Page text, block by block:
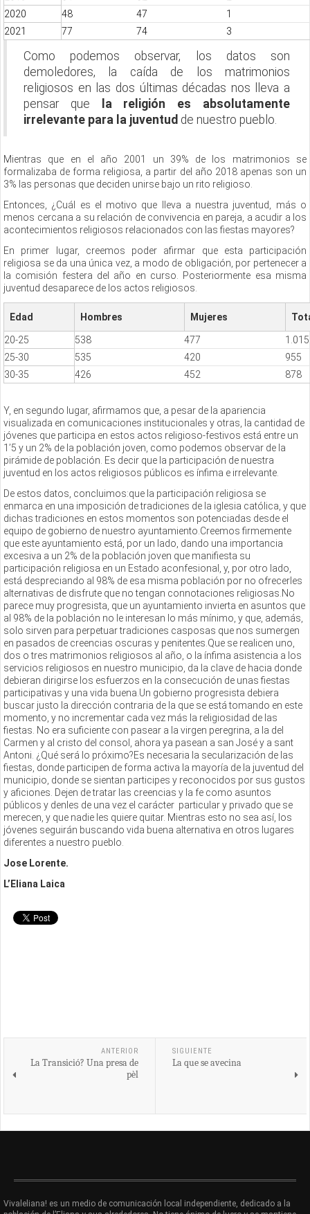
2020
48 47
1
2021
77 74 3
Como podemos observar, los datos son
demoledores, la caída de los matrimonios
religiosos en las dos últimas décadas nos lleva a
pensar que
la religión es absolutamente
irrelevante para la juventud de nuestro pueblo.
Mientras que en el año 2001 un 39% de los matrimonios se
formalizaba de forma religiosa, a partir del año 2018 apenas son un
3% las personas que deciden unirse bajo un rito religioso.
Entonces, ¿Cuál es el motivo que lleva a nuestra juventud, más o
menos cercana a su relación de convivencia en pareja, a acudir a los
acontecimientos religiosos relacionados con las fiestas mayores?
En primer lugar, creemos poder afirmar que esta participación
religiosa se da una única vez, a modo de obligación, por pertenecer a
la comisión festera del año en curso. Posteriormente esa misma
juventud desaparece de los actos religiosos.
Edad Hombres Mujeres
20-25 538 477
1.015
25-30
535 420
955
30-35
426 452 878
Y, en segundo lugar, afirmamos que, a pesar de la apariencia
visualizada en comunicaciones institucionales y otras, la cantidad de
jóvenes que participa en estos actos religioso-festivos está entre un
1’5 y un 2% de la población joven, como podemos observar de la
pirámide de población. Es decir que la participación de nuestra
juventud en los actos religiosos públicos es ínfima e irrelevante.
De estos datos, concluimos:que la participación religiosa se
enmarca en una imposición de tradiciones de la iglesia católica, y que
dichas tradiciones en estos momentos son potenciadas desde el
equipo de gobierno de nuestro ayuntamiento.Creemos firmemente
que este ayuntamiento está, por un lado, dando una importancia
excesiva a un 2% de la población joven que manifiesta su
participación religiosa en un Estado aconfesional, y, por otro lado,
está despreciando al 98% de esa misma población por no ofrecerles
alternativas de disfrute que no tengan connotaciones religiosas.No
parece muy progresista, que un ayuntamiento invierta en asuntos que
al 98% de la población no le interesan lo más mínimo, y que, además,
solo sirven para perpetuar tradiciones casposas que nos sumergen
en pasados de creencias oscuras y penitentes.Que se realicen uno,
dos o tres matrimonios religiosos al año, o la ínfima asistencia a los
servicios religiosos en nuestro municipio, da la clave de hacia donde
debieran dirigirse los esfuerzos en la consecución de unas fiestas
participativas y una vida buena.Un gobierno progresista debiera
buscar justo la dirección contraria de la que se está tomando en este
momento, y no incrementar cada vez más la religiosidad de las
fiestas. No era suficiente con pasear a la virgen peregrina, a la del
Carmen y al cristo del consol, ahora ya pasean a san José y a sant
Antoni. ¿Qué será lo próximo?Es necesaria la secularización de las
fiestas, donde participen de forma activa la mayoría de la juventud del
municipio, donde se sientan participes y reconocidos por sus gustos
y aficiones. Dejen de tratar las creencias y la fe como asuntos
públicos y denles de una vez el carácter particular y privado que se
merecen, y que nadie les quiere quitar. Mientras esto no sea así, los
jóvenes seguirán buscando vida buena alternativa en otros lugares
diferentes a nuestro pueblo.
Jose Lorente.
L’Eliana Laica
ANTERIOR
La Transició? Una presa de
pèl
SIGUIENTE
La que se avecina
Vivaleliana! es un medio de comunicación local independiente, dedicado a la